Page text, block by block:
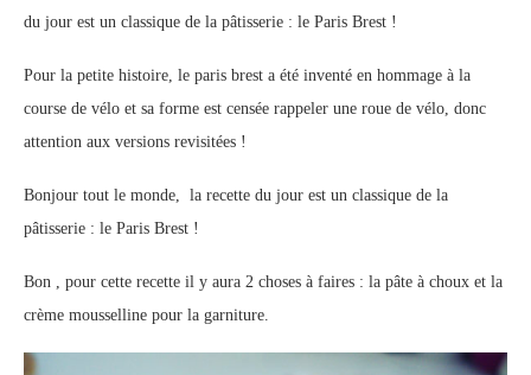
du jour est un classique de la pâtisserie : le Paris Brest !
Pour la petite histoire, le paris brest a été inventé en hommage à la
course de vélo et sa forme est censée rappeler une roue de vélo, donc
attention aux versions revisitées !
Bonjour tout le monde, la recette du jour est un classique de la
pâtisserie : le Paris Brest !
Bon , pour cette recette il y aura 2 choses à faires : la pâte à choux et la
crème mousselline pour la garniture.